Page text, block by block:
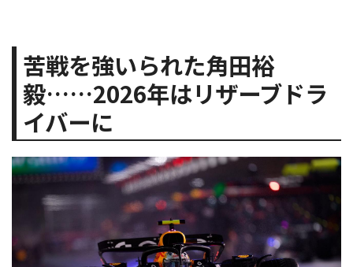
苦戦を強いられた角田裕
毅……2026年はリザーブドラ
イバーに